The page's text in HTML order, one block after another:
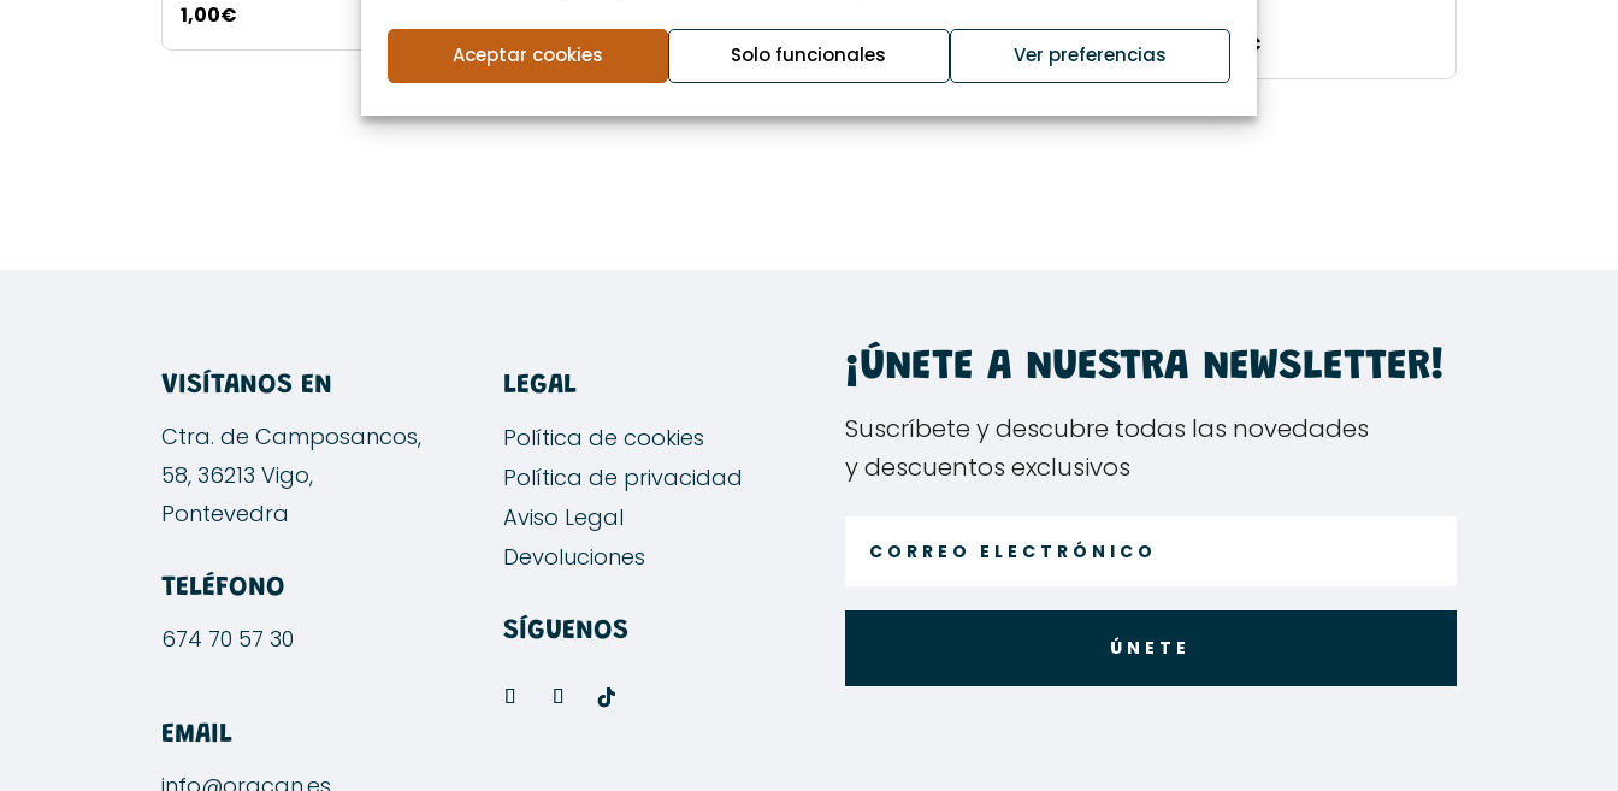
Aceptar cookies Solo funcionales Ver preferencias
1,00€
Valorado con
de 5
1,00 €
VISÍTANOS EN
Ctra. de Camposancos,
58, 36213 Vigo,
Pontevedra
TELÉFONO
674 70 57 30
EMAIL
LEGAL
Política de cookies
Política de privacidad
Aviso Legal
Devoluciones
SÍGUENOS
¡ÚNETE A NUESTRA NEWSLETTER!
Suscríbete y descubre todas las novedades
y descuentos exclusivos
ÚNETE